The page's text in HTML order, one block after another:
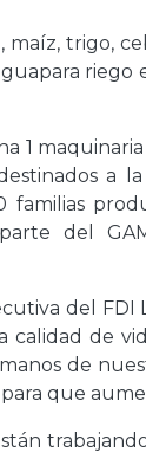
trigo,
1
a
familias
del
del FDI
de
de
que